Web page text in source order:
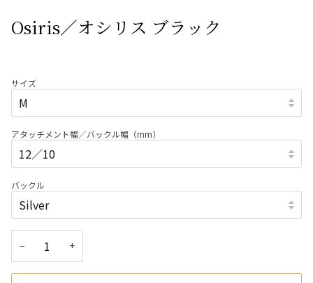
Osiris／オシリス ブラック
サイズ
アタッチメント幅／バックル幅（mm）
バックル
− +